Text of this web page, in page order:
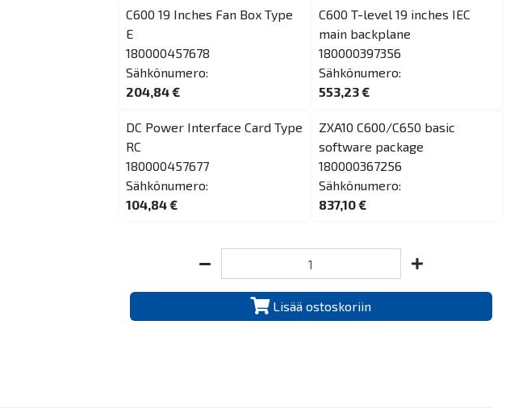
C600 19 Inches Fan Box Type
E
180000457678
Sähkönumero:
204,84 €
C600 T-level 19 inches IEC
main backplane
180000397356
Sähkönumero:
553,23 €
DC Power Interface Card Type
RC
180000457677
Sähkönumero:
104,84 €
ZXA10 C600/C650 basic
software package
180000367256
Sähkönumero:
837,10 €
Lisää ostoskoriin